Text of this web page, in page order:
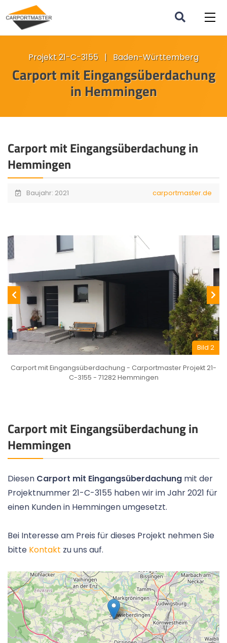
Projekt 21-C-3155 | Baden-Württemberg
Carport mit Eingangsüberdachung
in Hemmingen
Carport mit Eingangsüberdachung in
Hemmingen
Baujahr: 2021 carportmaster.de
Bild 2
Carport mit Eingangsüberdachung - Carportmaster Projekt 21-
C-3155 - 71282 Hemmingen
Carport mit Eingangsüberdachung in
Hemmingen
Diesen Carport mit Eingangsüberdachung mit der
Projektnummer 21-C-3155 haben wir im Jahr 2021 für
einen Kunden in Hemmingen umgesetzt.
Bei Interesse am Preis für dieses Projekt nehmen Sie
bitte Kontakt zu uns auf.